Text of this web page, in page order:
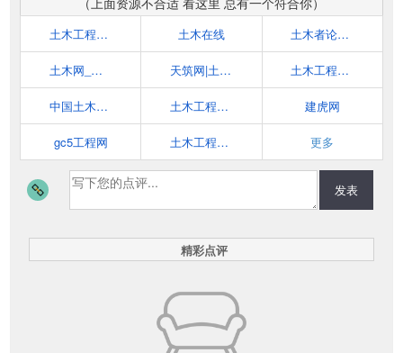
土木工程网(civilcn.com) 土木在线 土木者论坛-土木工程网上学习家园和土木在线交流平台
土木网_最专业的土木工程技术交流网 天筑网|土木工程网 土木工程网www.tmgc.net
中国土木工程学会 土木工程网(www.tmgcw.com) 建虎网
gc5工程网 土木工程网(www.tmgclw.cn) 更多
发表
精彩点评